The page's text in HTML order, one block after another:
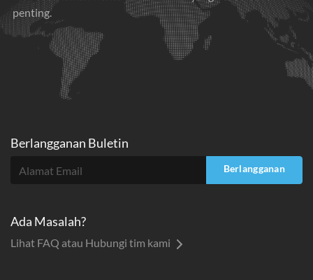
penting.
Berlangganan Buletin
Berlangganan
Ada Masalah?
Lihat FAQ atau Hubungi tim kami